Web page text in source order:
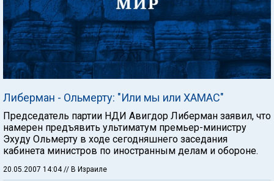
Либерман - Ольмерту: "Или мы или ХАМАС"
Председатель партии НДИ Авигдор Либерман заявил, что
намерен предъявить ультиматум премьер-министру
Эхуду Ольмерту в ходе сегодняшнего заседания
кабинета министров по иностранным делам и обороне.
20.05.2007 14:04// В Израиле